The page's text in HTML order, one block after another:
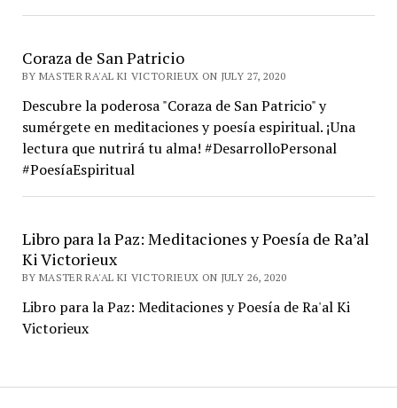
Coraza de San Patricio
BY MASTER RA'AL KI VICTORIEUX ON JULY 27, 2020
Descubre la poderosa "Coraza de San Patricio" y
sumérgete en meditaciones y poesía espiritual. ¡Una
lectura que nutrirá tu alma! #DesarrolloPersonal
#PoesíaEspiritual
Libro para la Paz: Meditaciones y Poesía de Ra’al
Ki Victorieux
BY MASTER RA'AL KI VICTORIEUX ON JULY 26, 2020
Libro para la Paz: Meditaciones y Poesía de Ra'al Ki
Victorieux